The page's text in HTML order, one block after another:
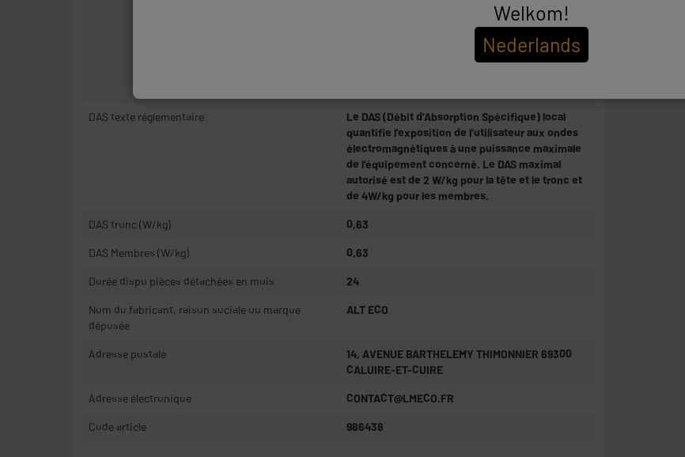
(câble) et une coque de protection.
Produit Reconditionné, réinitialisé et testé sur
plus de 35 points de contrôle (pièces non
DAS texte réglementaire
Le DAS (Débit d’Absorption Spécifique) local
quantifie l’exposition de l’utilisateur aux ondes
électromagnétiques à une puissance maximale
de l’équipement concerné. Le DAS maximal
autorisé est de 2 W/kg pour la tête et le tronc et
de 4W/kg pour les membres.
DAS tronc (W/kg) 0,63
DAS Membres (W/kg) 0,63
Durée dispo pièces détachées en mois 24
Nom du fabricant, raison sociale ou marque
déposée
ALT ECO
Adresse postale
14, AVENUE BARTHELEMY THIMONNIER 69300
CALUIRE-ET-CUIRE
Adresse électronique CONTACT@LMECO.FR
Code article 986438
Welkom!
Nederlands